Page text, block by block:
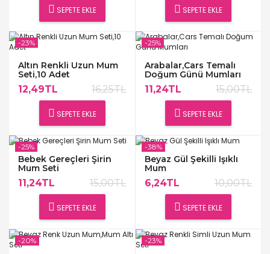
SEPETE EKLE SEPETE EKLE
Altın Renkli Uzun Mum
Seti,10 Adet
12,49TL 16,25TL
SEPETE EKLE
-23%
Arabalar,Cars Temalı
Doğum Günü Mumları
11,24TL 15,00TL
SEPETE EKLE
-25%
Bebek Gereçleri Şirin
Mum Seti
11,24TL 15,00TL
SEPETE EKLE
-25%
Beyaz Gül Şekilli Işıklı
Mum
6,24TL 10,00TL
SEPETE EKLE
-38%
-20% -23%